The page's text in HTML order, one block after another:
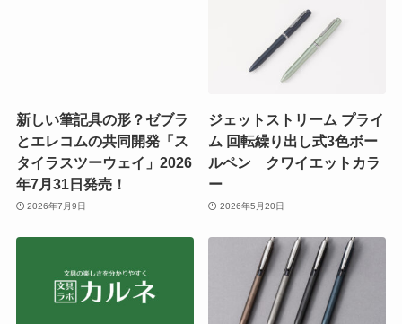
新しい筆記具の形？ゼブラ
とエレコムの共同開発「ス
タイラスツーウェイ」2026
年7月31日発売！
2026年7月9日
ジェットストリーム プライ
ム 回転繰り出し式3色ボー
ルペン クワイエットカラ
ー
2026年5月20日